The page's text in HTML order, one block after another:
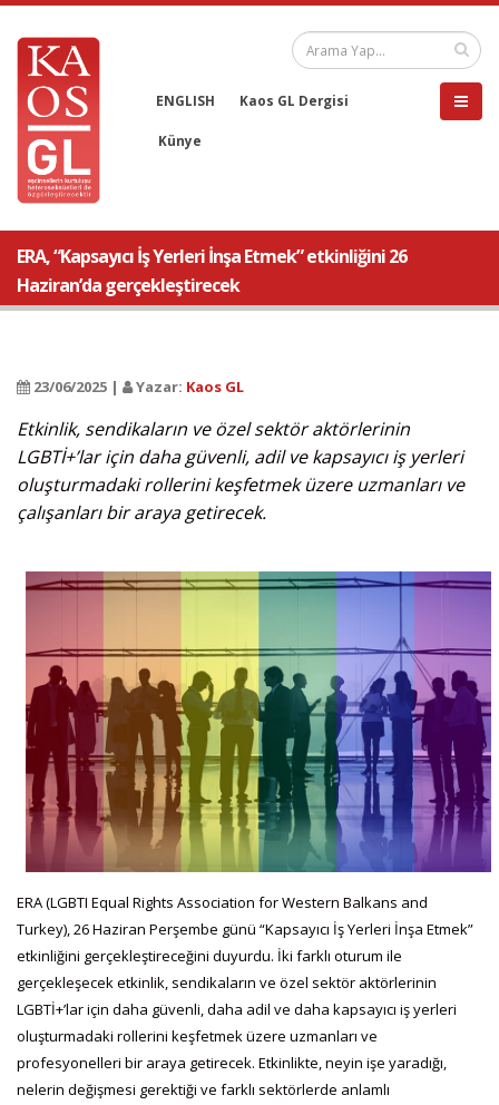
ENGLISH Kaos GL Dergisi
Künye
ERA, “Kapsayıcı İş Yerleri İnşa Etmek” etkinliğini 26
Haziran’da gerçekleştirecek
23/06/2025 | Yazar: Kaos GL
Etkinlik, sendikaların ve özel sektör aktörlerinin
LGBTİ+’lar için daha güvenli, adil ve kapsayıcı iş yerleri
oluşturmadaki rollerini keşfetmek üzere uzmanları ve
çalışanları bir araya getirecek.
ERA (LGBTI Equal Rights Association for Western Balkans and
Turkey), 26 Haziran Perşembe günü “Kapsayıcı İş Yerleri İnşa Etmek”
etkinliğini gerçekleştireceğini duyurdu. İki farklı oturum ile
gerçekleşecek etkinlik, sendikaların ve özel sektör aktörlerinin
LGBTİ+’lar için daha güvenli, daha adil ve daha kapsayıcı iş yerleri
oluşturmadaki rollerini keşfetmek üzere uzmanları ve
profesyonelleri bir araya getirecek. Etkinlikte, neyin işe yaradığı,
nelerin değişmesi gerektiği ve farklı sektörlerde anlamlı